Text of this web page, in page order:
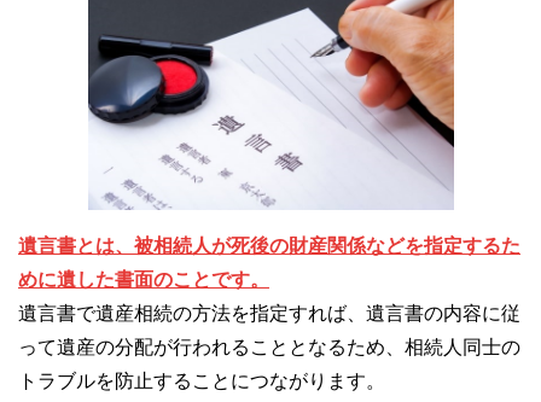
遺言書とは、被相続人が死後の財産関係などを指定するた
めに遺した書面のことです。
遺言書で遺産相続の方法を指定すれば、遺言書の内容に従
って遺産の分配が行われることとなるため、相続人同士の
トラブルを防止することにつながります。